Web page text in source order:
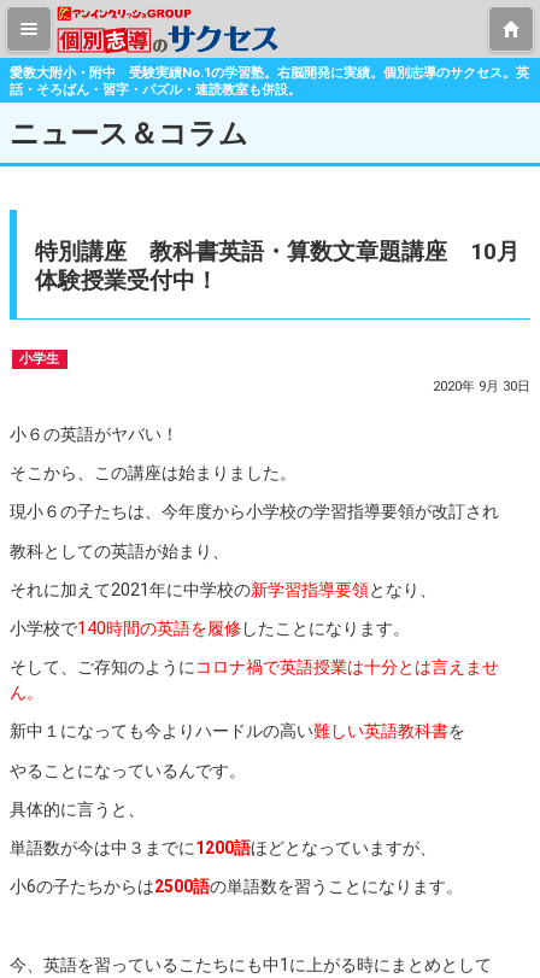
愛教大附小・附中 受験実績No.1の学習塾。右脳開発に実績。個別志導のサクセス。英
話・そろばん・習字・パズル・速読教室も併設。
ニュース＆コラム
特別講座 教科書英語・算数文章題講座 10月
体験授業受付中！
小学生
2020年 9月 30日
小６の英語がヤバい！
そこから、この講座は始まりました。
現小６の子たちは、今年度から小学校の学習指導要領が改訂され
教科としての英語が始まり、
それに加えて2021年に中学校の新学習指導要領となり、
小学校で140時間の英語を履修したことになります。
そして、ご存知のようにコロナ禍で英語授業は十分とは言えませ
ん。
新中１になっても今よりハードルの高い難しい英語教科書を
やることになっているんです。
具体的に言うと、
単語数が今は中３までに1200語ほどとなっていますが、
小6の子たちからは2500語の単語数を習うことになります。
今、英語を習っているこたちにも中1に上がる時にまとめとして